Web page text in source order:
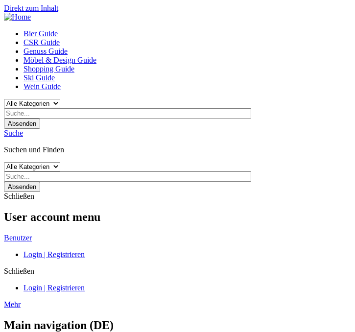
Direkt zum Inhalt
Bier Guide
CSR Guide
Genuss Guide
Möbel & Design Guide
Shopping Guide
Ski Guide
Wein Guide
Absenden
Suche
Suchen und Finden
Absenden
Schließen
User account menu
Benutzer
Login | Registrieren
Schließen
Login | Registrieren
Mehr
Main navigation (DE)